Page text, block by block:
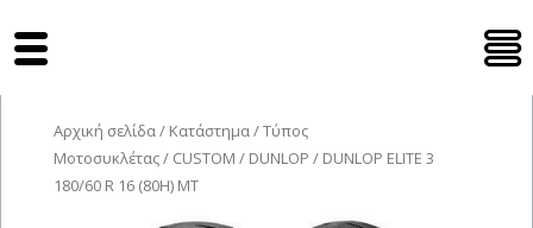
Αρχική σελίδα/ Κατάστημα/Τύπος
Μοτοσυκλέτας/ CUSTOM / DUNLOP / DUNLOP ELITE 3
180/60 R 16 (80H) MT